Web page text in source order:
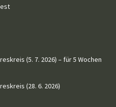
(5. 7. 2026) – für 5 Wochen
(28. 6. 2026)